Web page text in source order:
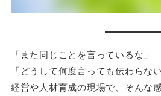
「また同じことを言っているな」
「どうして何度言っても伝わらな
経営や人材育成の現場で、そんな